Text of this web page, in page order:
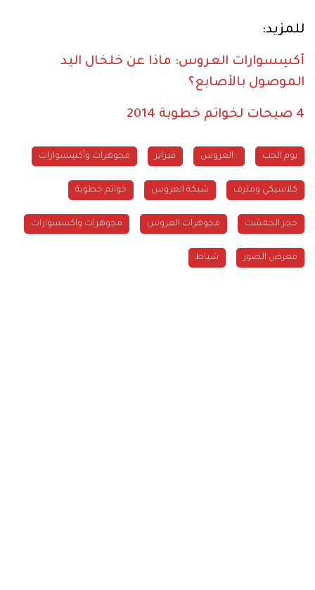
للمزيد:
أكسِسوارات العروس: ماذا عن خلخال اليد
الموصول بالأصابع؟
4 صيحات لخواتم خطوبة 2014
يوم الحب : العروس فبراير مجوهرات وأكسِسوارات
كلاسيكي ومترف شبكة العروس خواتم خطوبة
حجر الجمشت مجوهرات العروس مجوهرات واكسسوارات
معرض الصور شباط